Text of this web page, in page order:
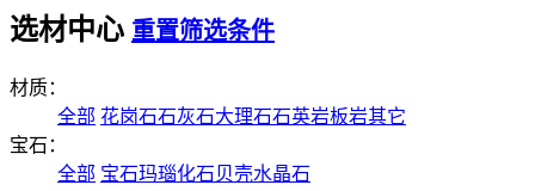
选材中心 重置筛选条件
材质：
全部 花岗石石灰石大理石石英岩板岩其它
宝石：
全部 宝石玛瑙化石贝壳水晶石